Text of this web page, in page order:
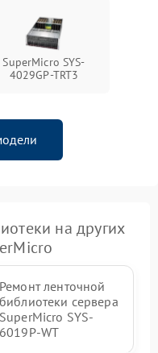
SuperMicro SYS-
4029GP-TRT3
на других
Ремонт ленточной
библиотеки сервера
SuperMicro SYS-
6019P-WT